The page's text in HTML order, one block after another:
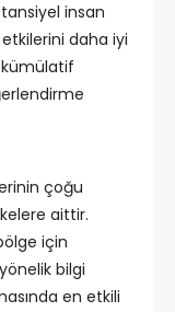
insan
daha iyi
kümülatif
çoğu
aittir.
için
bilgi
en etkili